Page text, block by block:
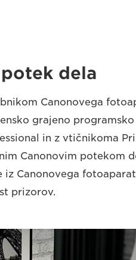
dela
Canonovega
grajeno
in z vtičnikoma
Canonovim potekom
Canonovega
prizorov.